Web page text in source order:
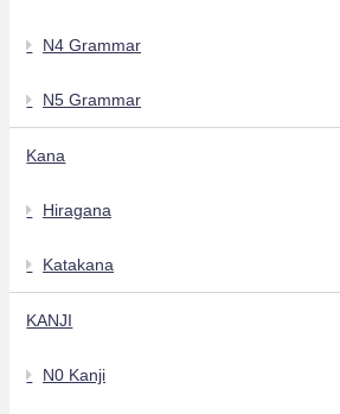
N4 Grammar
N5 Grammar
Kana
Hiragana
Katakana
KANJI
N0 Kanji